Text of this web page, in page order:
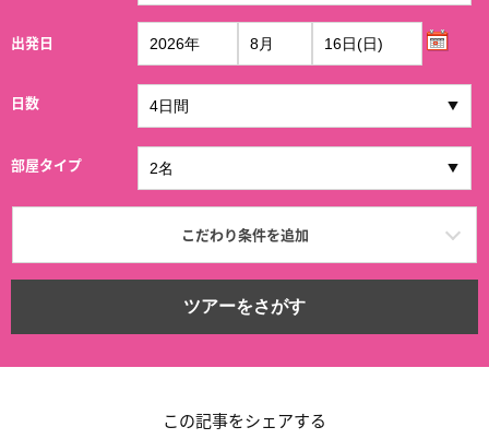
出発日
日数
部屋タイプ
こだわり条件を追加
ツアーをさがす
この記事をシェアする